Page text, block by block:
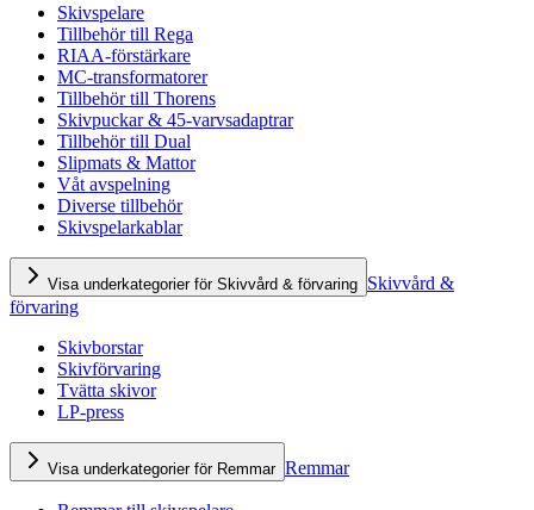
Skivspelare
Tillbehör till Rega
RIAA-förstärkare
MC-transformatorer
Tillbehör till Thorens
Skivpuckar & 45-varvsadaptrar
Tillbehör till Dual
Slipmats & Mattor
Våt avspelning
Diverse tillbehör
Skivspelarkablar
Visa underkategorier för Skivvård & förvaring Skivvård &
förvaring
Skivborstar
Skivförvaring
Tvätta skivor
LP-press
Visa underkategorier för Remmar Remmar